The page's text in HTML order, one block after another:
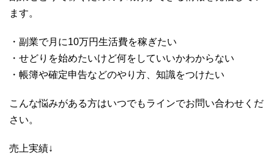
ます。
・副業で月に10万円生活費を稼ぎたい
・せどりを始めたいけど何をしていいかわからない
・帳簿や確定申告などのやり方、知識をつけたい
こんな悩みがある方はいつでもラインでお問い合わせくだ
さい。
売上実績↓